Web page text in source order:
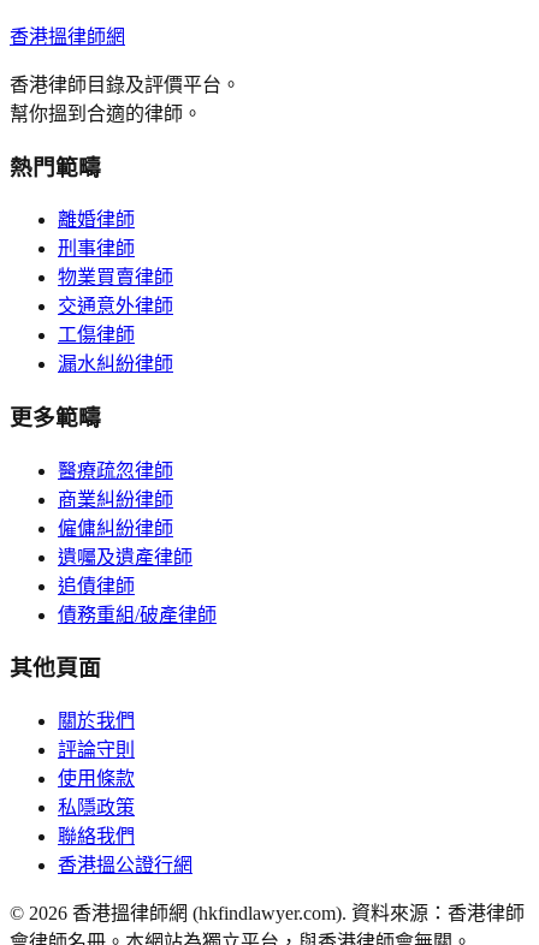
香港搵律師網
香港律師目錄及評價平台。
幫你搵到合適的律師。
熱門範疇
離婚律師
刑事律師
物業買賣律師
交通意外律師
工傷律師
漏水糾紛律師
更多範疇
醫療疏忽律師
商業糾紛律師
僱傭糾紛律師
遺囑及遺產律師
追債律師
債務重組/破產律師
其他頁面
關於我們
評論守則
使用條款
私隱政策
聯絡我們
香港搵公證行網
© 2026 香港搵律師網 (hkfindlawyer.com). 資料來源：香港律師